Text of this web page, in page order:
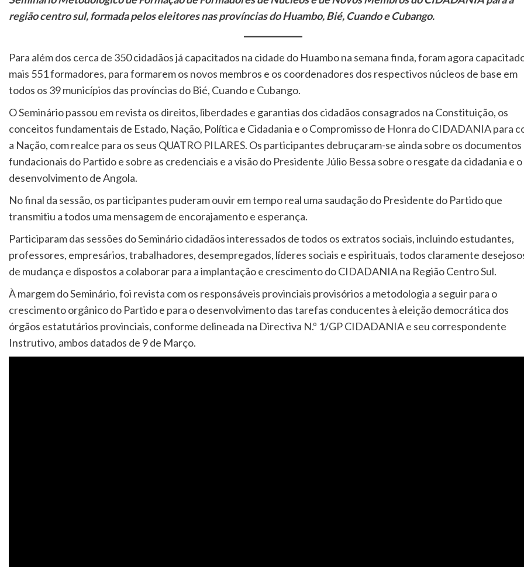
região centro sul, formada pelos eleitores nas províncias do Huambo, Bié, Cuando e Cubango.
Para além dos cerca de 350 cidadãos já capacitados na cidade do Huambo na semana finda, foram agora
mais 551 formadores, para formarem os novos membros e os coordenadores dos respectivos núcleos de base em
todos os 39 municípios das províncias do Bié, Cuando e Cubango.
O Seminário passou em revista os direitos, liberdades e garantias dos cidadãos consagrados na Constituição, os
conceitos fundamentais de Estado, Nação, Política e Cidadania e o Compromisso de Honra do CIDADANIA para
a Nação, com realce para os seus QUATRO PILARES. Os participantes debruçaram-se ainda sobre os documentos
fundacionais do Partido e sobre as credenciais e a visão do Presidente Júlio Bessa sobre o resgate da cidadania e o
desenvolvimento de Angola.
No final da sessão, os participantes puderam ouvir em tempo real uma saudação do Presidente do Partido que
transmitiu a todos uma mensagem de encorajamento e esperança.
Participaram das sessões do Seminário cidadãos interessados de todos os extratos sociais, incluindo estudantes,
professores, empresários, trabalhadores, desempregados, líderes sociais e espirituais, todos claramente
de mudança e dispostos a colaborar para a implantação e crescimento do CIDADANIA na Região Centro Sul.
À margem do Seminário, foi revista com os responsáveis provinciais provisórios a metodologia a seguir para o
crescimento orgânico do Partido e para o desenvolvimento das tarefas conducentes à eleição democrática dos
órgãos estatutários provinciais, conforme delineada na Directiva N.º 1/GP CIDADANIA e seu correspondente
Instrutivo, ambos datados de 9 de Março.